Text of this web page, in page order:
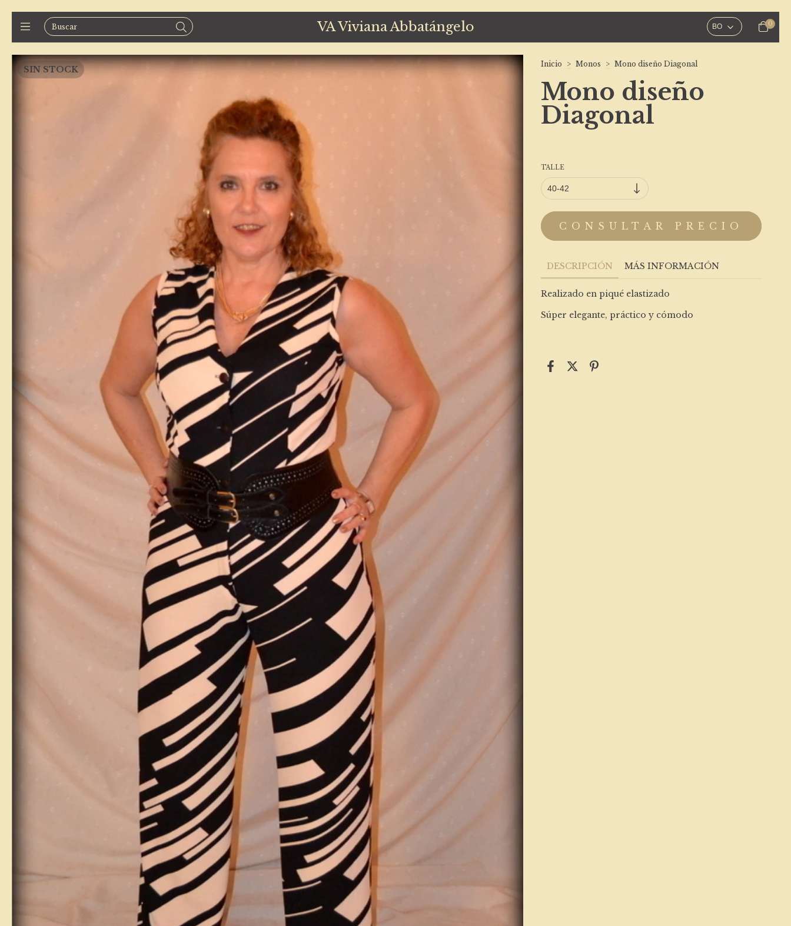
VA Viviana Abbatángelo 0
SIN STOCK
Inicio > Monos > Mono diseño Diagonal
Mono diseño
Diagonal
TALLE
DESCRIPCIÓN MÁS INFORMACIÓN
Realizado en piqué elastizado
Súper elegante, práctico y cómodo